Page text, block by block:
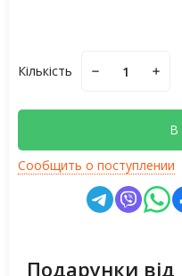
Кількість
Сообщить о поступлении
Подарунки від